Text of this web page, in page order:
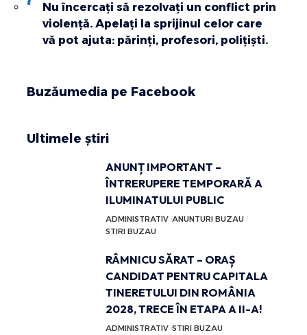
Nu încercaţi să rezolvaţi un conflict prin
violenţă. Apelaţi la sprijinul celor care
vă pot ajuta: părinţi, profesori, poliţişti.
Buzăumedia pe Facebook
Ultimele știri
ANUNȚ IMPORTANT –
ÎNTRERUPERE TEMPORARĂ A
ILUMINATULUI PUBLIC
ADMINISTRATIV ANUNTURI BUZAU
STIRI BUZAU
RÂMNICU SĂRAT – ORAȘ
CANDIDAT PENTRU CAPITALA
TINERETULUI DIN ROMÂNIA
2028, TRECE ÎN ETAPA A II-A!
ADMINISTRATIV STIRI BUZAU